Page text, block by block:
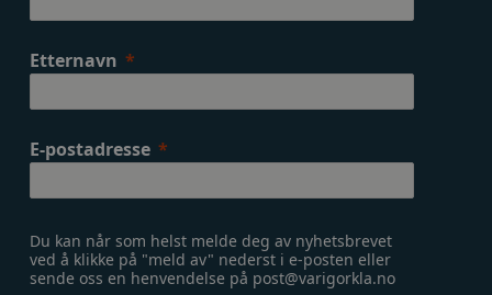
Etternavn
E-postadresse
Du kan når som helst melde deg av nyhetsbrevet
ved å klikke på "meld av" nederst i e-posten eller
sende oss en henvendelse på post@varigorkla.no